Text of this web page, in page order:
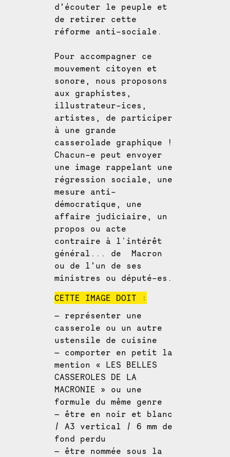
d’écouter le peuple et
de retirer cette
réforme anti-sociale.
Pour accompagner ce
mouvement citoyen et
sonore, nous proposons
aux graphistes,
illustrateur-ices,
artistes, de participer
à une grande
casserolade graphique !
Chacun-e peut envoyer
une image rappelant une
régression sociale, une
mesure anti-
démocratique, une
affaire judiciaire, un
propos ou acte
contraire à l'intérêt
général... de Macron
ou de l’un de ses
ministres ou député-es.
CETTE IMAGE DOIT :
— représenter une
casserole ou un autre
ustensile de cuisine
— comporter en petit la
mention « LES BELLES
CASSEROLES DE LA
MACRONIE » ou une
formule du même genre
— être en noir et blanc
/ A3 vertical / 6 mm de
fond perdu
— être nommée sous la